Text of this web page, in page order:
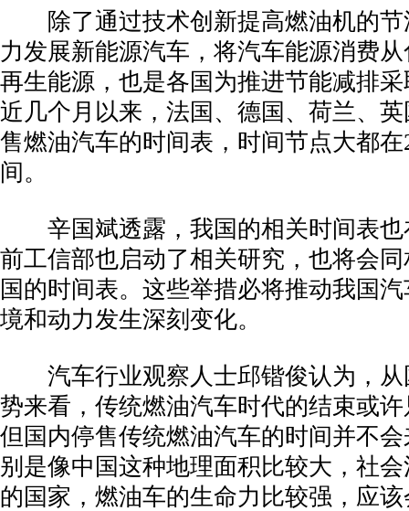
除了通过技术创新提高燃油机的节
力发展新能源汽车，将汽车能源消费
再生能源，也是各国为推进节能减排
近几个月以来，法国、德国、荷兰、
售燃油汽车的时间表，时间节点大都在
间。
辛国斌透露，我国的相关时间表也
前工信部也启动了相关研究，也将会
国的时间表。这些举措必将推动我国
境和动力发生深刻变化。
汽车行业观察人士邱锴俊认为，从
势来看，传统燃油汽车时代的结束或
但国内停售传统燃油汽车的时间并不
别是像中国这种地理面积比较大，社
的国家，燃油车的生命力比较强，应